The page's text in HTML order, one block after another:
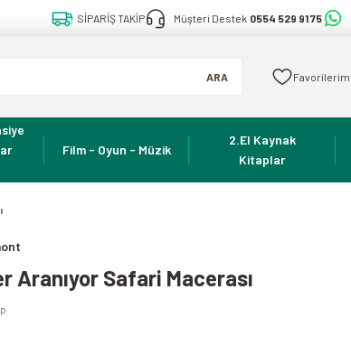
SİPARİŞ TAKİP Müşteri Destek 0554 529 91 75
ARA Favorilerim
Film - Oyun - Müzik
2.El Kaynak
Kitaplar
Aranıyor Safari Macerası